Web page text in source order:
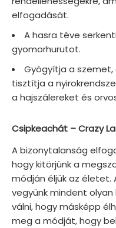
elfogadását.
A hasra téve
gyomorhurutot.
Gyógyítja a
tisztítja a
a hajszálereket és
Csipkeachát – Crazy
A bizonytalanság
hogy kitörjünk a
módján éljük az életet.
vegyünk mindent
válni, hogy másképp
meg a módját, hogy